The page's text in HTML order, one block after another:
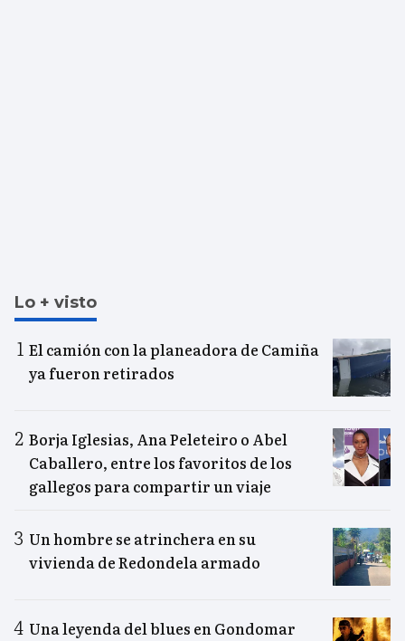
Lo + visto
El camión con la planeadora de Camiña
ya fueron retirados
Borja Iglesias, Ana Peleteiro o Abel
Caballero, entre los favoritos de los
gallegos para compartir un viaje
Un hombre se atrinchera en su
vivienda de Redondela armado
Una leyenda del blues en Gondomar